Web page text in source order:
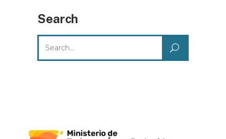
Search
Search
for: